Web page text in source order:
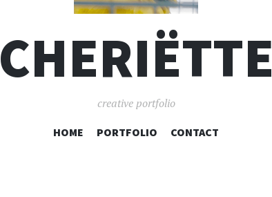
CHERIËTTE
creative portfolio
SPRING
HOME PORTFOLIO CONTACT